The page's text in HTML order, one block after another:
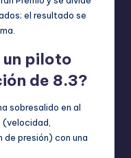
el resultado se
un piloto
de 8.3?
sobresalido en al
presión) con una